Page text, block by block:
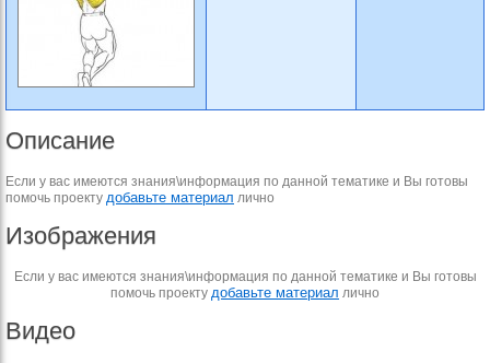
Описание
Если у вас имеются знания\информация по данной тематике и Вы готовы
помочь проекту добавьте материал лично
Изображения
Если у вас имеются знания\информация по данной тематике и Вы готовы
помочь проекту добавьте материал лично
Видео